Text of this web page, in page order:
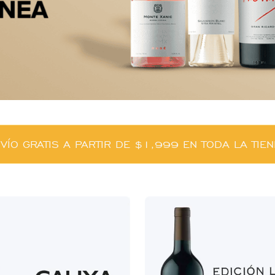
GRATIS A PARTIR DE $1,999 EN TODA LA